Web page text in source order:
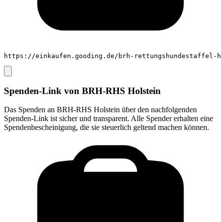
https://einkaufen.gooding.de/brh-rettungshundestaffel-
Spenden-Link von BRH-RHS Holstein
Das Spenden an BRH-RHS Holstein über den nachfolgenden
Spenden-Link ist sicher und transparent. Alle Spender erhalten eine
Spendenbescheinigung, die sie steuerlich geltend machen können.